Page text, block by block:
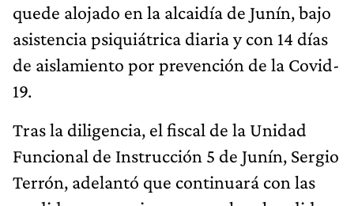
quede alojado en la alcaidía de Junín, bajo
asistencia psiquiátrica diaria y con 14 días
de aislamiento por prevención de la Covid-
19.
Tras la diligencia, el fiscal de la Unidad
Funcional de Instrucción 5 de Junín, Sergio
Terrón, adelantó que continuará con las